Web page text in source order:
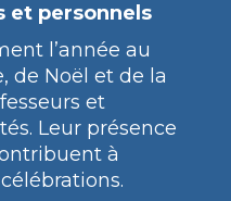
et personnels
l’année au
de Noël et de la
et
Leur présence
à